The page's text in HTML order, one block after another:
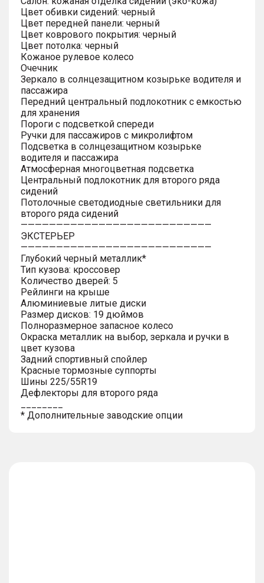
Цвет обивки сидений: черный
Цвет передней панели: черный
Цвет коврового покрытия: черный
Цвет потолка: черный
Кожаное рулевое колесо
Очечник
Зеркало в солнцезащитном козырьке водителя и
пассажира
Передний центральный подлокотник с емкостью
для хранения
Пороги с подсветкой спереди
Ручки для пассажиров с микролифтом
Подсветка в солнцезащитном козырьке
водителя и пассажира
Атмосферная многоцветная подсветка
Центральный подлокотник для второго ряда
сидений
Потолочные светодиодные светильники для
второго ряда сидений
———————————————————————————
ЭКСТЕРЬЕР
———————————————————————————
Глубокий черный металлик*
Тип кузова: кроссовер
Количество дверей: 5
Рейлинги на крыше
Алюминиевые литые диски
Размер дисков: 19 дюймов
Полноразмерное запасное колесо
Окраска металлик на выбор, зеркала и ручки в
цвет кузова
Задний спортивный спойлер
Красные тормозные суппорты
Шины 225/55R19
Дефлекторы для второго ряда
* Дополнительные заводские опции